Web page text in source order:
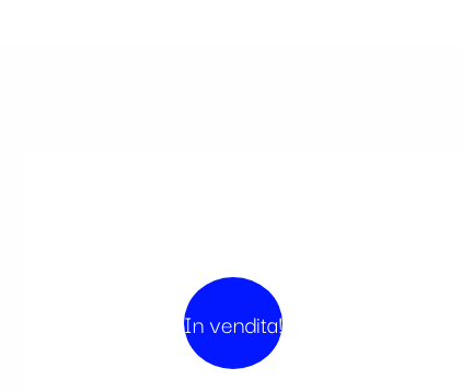
In vendita!